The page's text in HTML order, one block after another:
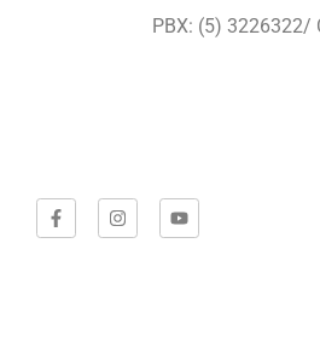
PBX: (5) 3226322/